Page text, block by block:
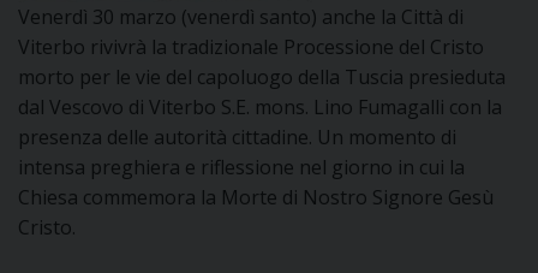
PRIVACY
Venerdì 30 marzo (venerdì santo) anche la Città di
Viterbo rivivrà la tradizionale Processione del Cristo
morto per le vie del capoluogo della Tuscia presieduta
dal Vescovo di Viterbo S.E. mons. Lino Fumagalli con la
presenza delle autorità cittadine. Un momento di
intensa preghiera e riflessione nel giorno in cui la
Chiesa commemora la Morte di Nostro Signore Gesù
Cristo.